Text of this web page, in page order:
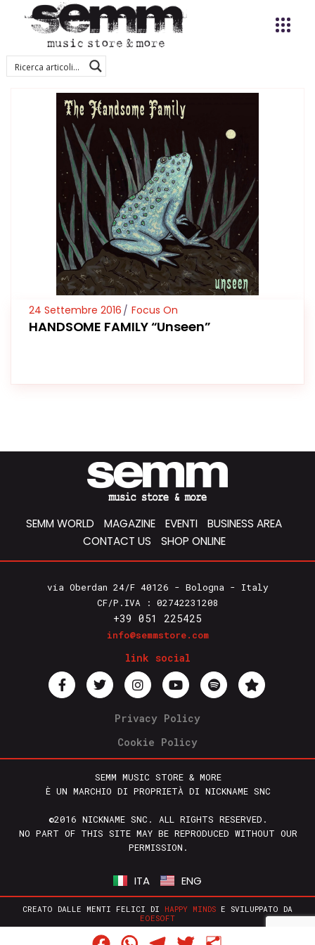
24 Settembre 2016 Focus On
HANDSOME FAMILY “Unseen”
SEMM WORLD MAGAZINE EVENTI
BUSINESS AREA
CONTACT US
SHOP ONLINE
via Oberdan 24/F 40126 - Bologna - Italy
CF/P.IVA : 02742231208
+39 051 225425
info@semmstore.com
link social
Privacy Policy
Cookie Policy
SEMM MUSIC STORE & MORE
È UN MARCHIO DI PROPRIETÀ DI NICKNAME SNC
©2016 NICKNAME SNC. ALL RIGHTS RESERVED.
NO PART OF THIS SITE MAY BE REPRODUCED WITHOUT OUR
PERMISSION.
ITA ENG
CREATO DALLE MENTI FELICI DI HAPPY MINDS E SVILUPPATO DA
EOESOFT
FacebookWhatsAppTelegram
Twitter